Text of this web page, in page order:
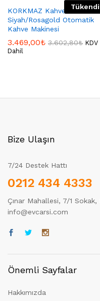
KORKMAZ Kahvekolik Twin
Siyah/Rosagold Otomatik
Kahve Makinesi
3.469,00₺ 3.602,80₺ KDV
Dahil
Bize Ulaşın
7/24 Destek Hattı
0212 434 4333
Çınar Mahallesi, 7/1 Sokak,
info@evcarsi.com
Önemli Sayfalar
Hakkımızda